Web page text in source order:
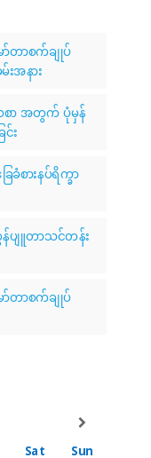
ာ်တာစက်ချုပ်
အနား
စာ အတွက် ပုံမှန်
း
ခံစားနပ်ရိက္ခာ
န်ပျူတာသင်တန်း
ာ်တာစက်ချုပ်
Sat Sun